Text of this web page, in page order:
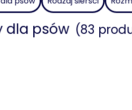
dla psów (83